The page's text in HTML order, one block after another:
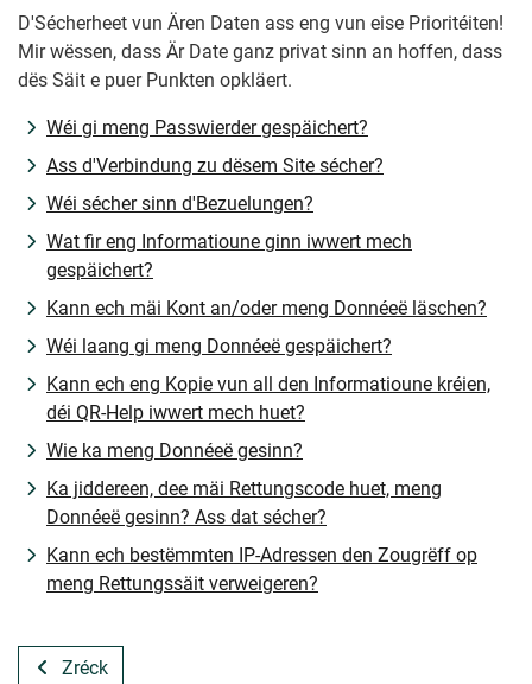
D'Sécherheet vun Ären Daten ass eng vun eise Prioritéiten!
Mir wëssen, dass Är Date ganz privat sinn an hoffen, dass
dës Säit e puer Punkten opkläert.
Wéi gi meng Passwierder gespäichert?
Ass d'Verbindung zu dësem Site sécher?
Wéi sécher sinn d'Bezuelungen?
Wat fir eng Informatioune ginn iwwert mech
gespäichert?
Kann ech mäi Kont an/oder meng Donnéeë läschen?
Wéi laang gi meng Donnéeë gespäichert?
Kann ech eng Kopie vun all den Informatioune kréien,
déi QR-Help iwwert mech huet?
Wie ka meng Donnéeë gesinn?
Ka jiddereen, dee mäi Rettungscode huet, meng
Donnéeë gesinn? Ass dat sécher?
Kann ech bestëmmten IP-Adressen den Zougrëff op
meng Rettungssäit verweigeren?
Zréck